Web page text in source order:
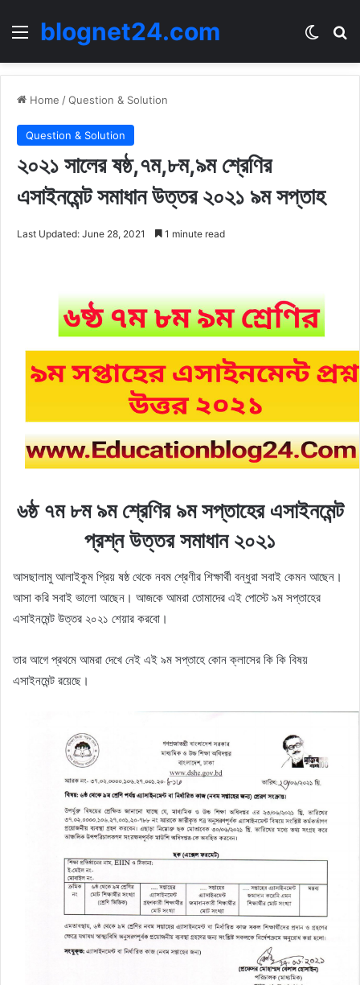
Menublognet24.com
Home /Question & Solution
Question & Solution
২০২১ সালের ষষ্ঠ,৭ম,৮ম,৯ম শ্রেণির
এসাইনমেন্ট সমাধান উত্তর ২০২১ ৯ম সপ্তাহ
Last Updated: June 28, 2021 1 minute read
৬ষ্ঠ ৭ম ৮ম ৯ম শ্রেণির ৯ম সপ্তাহের এসাইনমেন্ট
প্রশ্ন উত্তর সমাধান ২০২১
আসছালামু আলাইকুম প্রিয় ষষ্ঠ থেকে নবম শ্রেণীর শিক্ষার্থী বন্ধুরা সবাই কেমন আছেন।
আসা করি সবাই ভালো আছেন। আজকে আমরা তোমাদের এই পোস্টে ৯ম সপ্তাহের
এসাইনমেন্ট উত্তর ২০২১ শেয়ার করবো।
তার আগে প্রথমে আমরা দেখে নেই এই ৯ম সপ্তাহে কোন ক্লাসের কি কি বিষয়
এসাইনমেন্ট রয়েছে।